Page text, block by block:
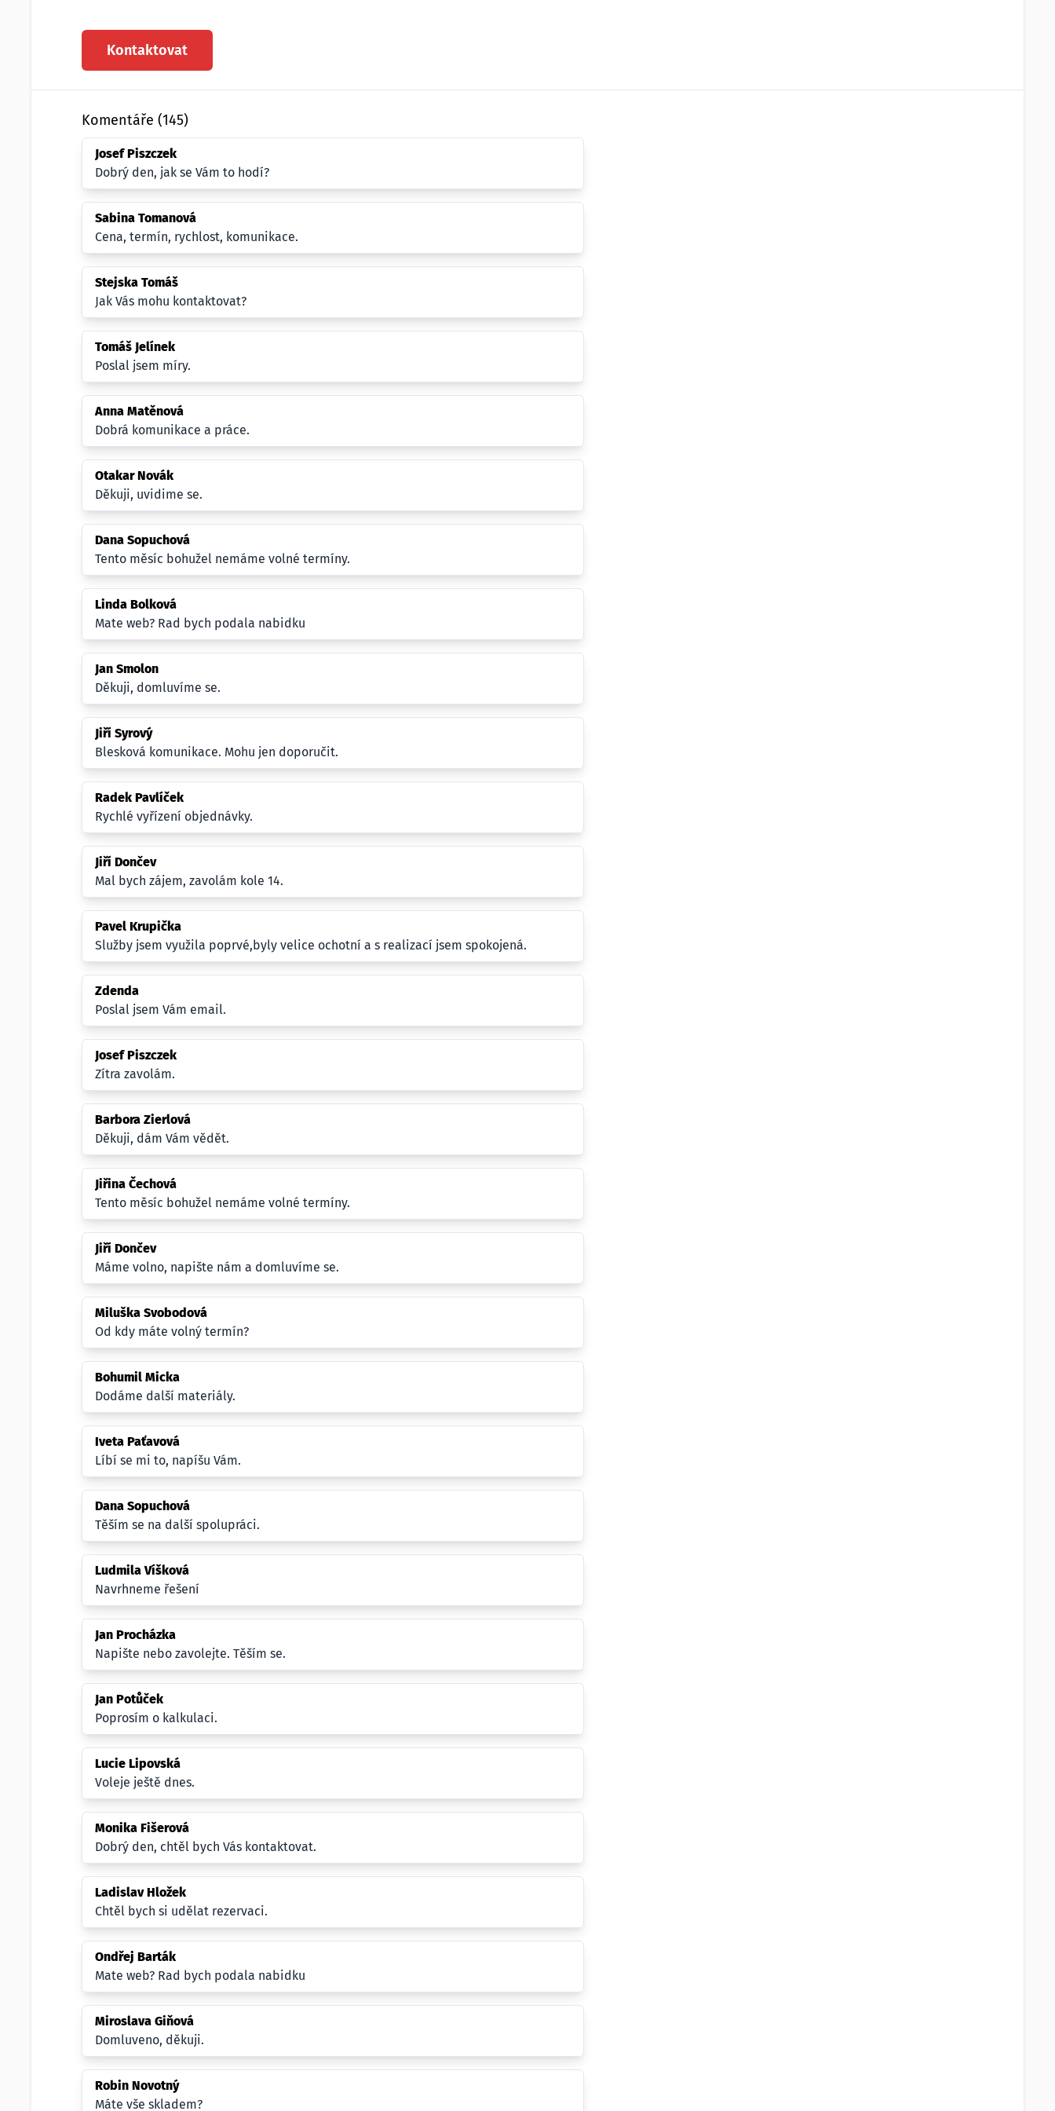
Kontaktovat
Komentáře (145)
Josef Piszczek
Dobrý den, jak se Vám to hodí?
Sabina Tomanová
Cena, termín, rychlost, komunikace.
Stejska Tomáš
Jak Vás mohu kontaktovat?
Tomáš Jelínek
Poslal jsem míry.
Anna Matěnová
Dobrá komunikace a práce.
Otakar Novák
Děkuji, uvidime se.
Dana Sopuchová
Tento měsíc bohužel nemáme volné termíny.
Linda Bolková
Mate web? Rad bych podala nabidku
Jan Smolon
Děkuji, domluvíme se.
Jiří Syrový
Blesková komunikace. Mohu jen doporučit.
Radek Pavlíček
Rychlé vyřízení objednávky.
Jiří Dončev
Mal bych zájem, zavolám kole 14.
Pavel Krupička
Služby jsem využila poprvé,byly velice ochotní a s realizací jsem spokojená.
Zdenda
Poslal jsem Vám email.
Josef Piszczek
Zítra zavolám.
Barbora Zierlová
Děkuji, dám Vám vědět.
Jiřina Čechová
Tento měsíc bohužel nemáme volné termíny.
Jiří Dončev
Máme volno, napište nám a domluvíme se.
Miluška Svobodová
Od kdy máte volný termín?
Bohumil Micka
Dodáme další materiály.
Iveta Paťavová
Líbí se mi to, napíšu Vám.
Dana Sopuchová
Těším se na další spolupráci.
Ludmila Víšková
Navrhneme řešení
Jan Procházka
Napište nebo zavolejte. Těším se.
Jan Potůček
Poprosím o kalkulaci.
Lucie Lipovská
Voleje ještě dnes.
Monika Fišerová
Dobrý den, chtěl bych Vás kontaktovat.
Ladislav Hložek
Chtěl bych si udělat rezervaci.
Ondřej Barták
Mate web? Rad bych podala nabidku
Miroslava Giňová
Domluveno, děkuji.
Robin Novotný
Máte vše skladem?